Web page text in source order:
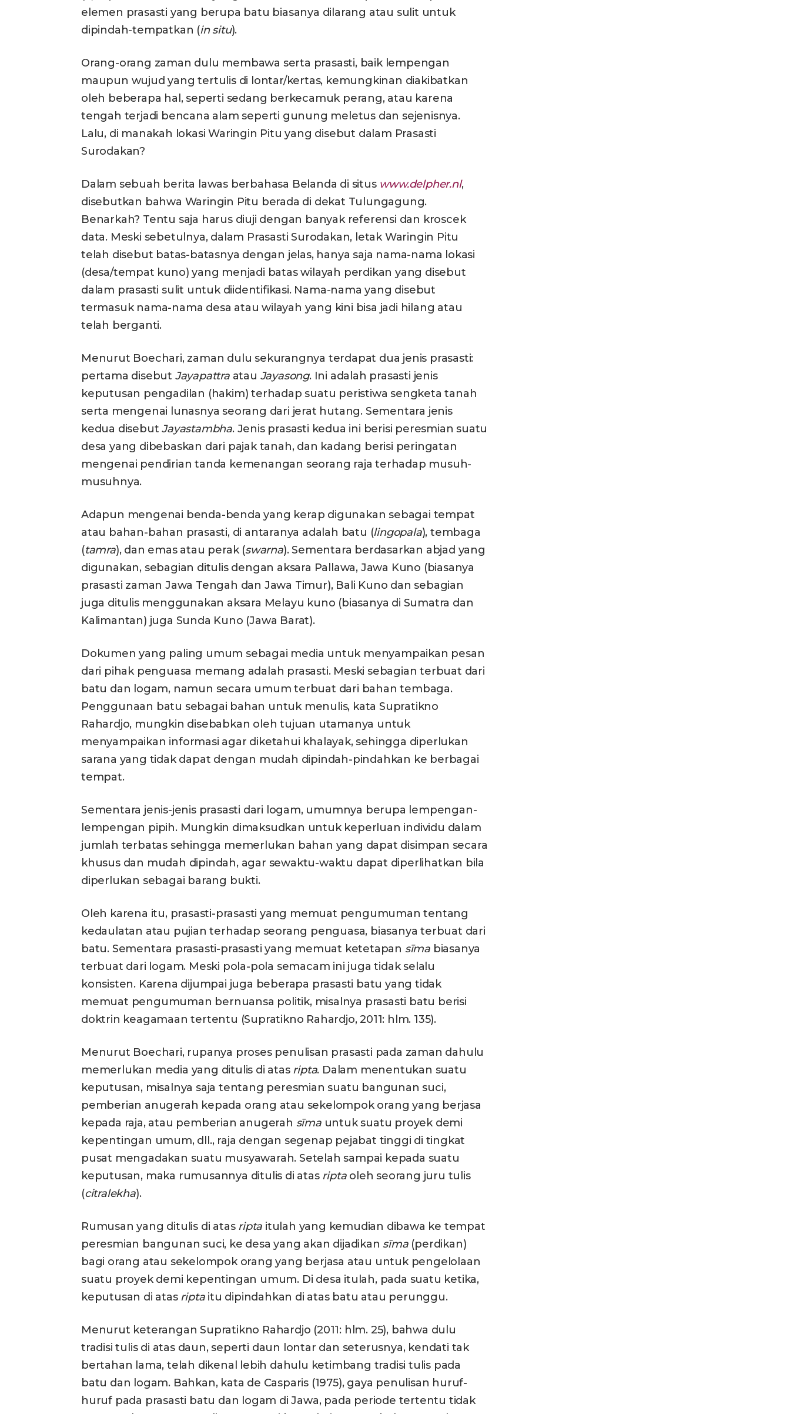
elemen prasasti yang berupa batu biasanya dilarang atau sulit untuk
dipindah-tempatkan (in situ).
Orang-orang zaman dulu membawa serta prasasti, baik lempengan
maupun wujud yang tertulis di lontar/kertas, kemungkinan diakibatkan
oleh beberapa hal, seperti sedang berkecamuk perang, atau karena
tengah terjadi bencana alam seperti gunung meletus dan sejenisnya.
Lalu, di manakah lokasi Waringin Pitu yang disebut dalam Prasasti
Surodakan?
Dalam sebuah berita lawas berbahasa Belanda di situs www.delpher.nl,
disebutkan bahwa Waringin Pitu berada di dekat Tulungagung.
Benarkah? Tentu saja harus diuji dengan banyak referensi dan kroscek
data. Meski sebetulnya, dalam Prasasti Surodakan, letak Waringin Pitu
telah disebut batas-batasnya dengan jelas, hanya saja nama-nama lokasi
(desa/tempat kuno) yang menjadi batas wilayah perdikan yang disebut
dalam prasasti sulit untuk diidentifikasi. Nama-nama yang disebut
termasuk nama-nama desa atau wilayah yang kini bisa jadi hilang atau
telah berganti.
Menurut Boechari, zaman dulu sekurangnya terdapat dua jenis prasasti:
pertama disebut Jayapattra atau Jayasong. Ini adalah prasasti jenis
keputusan pengadilan (hakim) terhadap suatu peristiwa sengketa tanah
serta mengenai lunasnya seorang dari jerat hutang. Sementara jenis
kedua disebutJayastambha. Jenis prasasti kedua ini berisi peresmian suatu
desa yang dibebaskan dari pajak tanah, dan kadang berisi peringatan
mengenai pendirian tanda kemenangan seorang raja terhadap musuh-
musuhnya.
Adapun mengenai benda-benda yang kerap digunakan sebagai tempat
atau bahan-bahan prasasti, di antaranya adalah batu (lingopala), tembaga
(tamra), dan emas atau perak (swarna). Sementara berdasarkan abjad yang
digunakan, sebagian ditulis dengan aksara Pallawa, Jawa Kuno (biasanya
prasasti zaman Jawa Tengah dan Jawa Timur), Bali Kuno dan sebagian
juga ditulis menggunakan aksara Melayu kuno (biasanya di Sumatra dan
Kalimantan) juga Sunda Kuno (Jawa Barat).
Dokumen yang paling umum sebagai media untuk menyampaikan pesan
dari pihak penguasa memang adalah prasasti. Meski sebagian terbuat dari
batu dan logam, namun secara umum terbuat dari bahan tembaga.
Penggunaan batu sebagai bahan untuk menulis, kata Supratikno
Rahardjo, mungkin disebabkan oleh tujuan utamanya untuk
menyampaikan informasi agar diketahui khalayak, sehingga diperlukan
sarana yang tidak dapat dengan mudah dipindah-pindahkan ke berbagai
tempat.
Sementara jenis-jenis prasasti dari logam, umumnya berupa lempengan-
lempengan pipih. Mungkin dimaksudkan untuk keperluan individu dalam
jumlah terbatas sehingga memerlukan bahan yang dapat disimpan secara
khusus dan mudah dipindah, agar sewaktu-waktu dapat diperlihatkan bila
diperlukan sebagai barang bukti.
Oleh karena itu, prasasti-prasasti yang memuat pengumuman tentang
kedaulatan atau pujian terhadap seorang penguasa, biasanya terbuat dari
batu. Sementara prasasti-prasasti yang memuat ketetapan sīma biasanya
terbuat dari logam. Meski pola-pola semacam ini juga tidak selalu
konsisten. Karena dijumpai juga beberapa prasasti batu yang tidak
memuat pengumuman bernuansa politik, misalnya prasasti batu berisi
doktrin keagamaan tertentu (Supratikno Rahardjo, 2011: hlm. 135).
Menurut Boechari, rupanya proses penulisan prasasti pada zaman dahulu
memerlukan media yang ditulis di atas ripta. Dalam menentukan suatu
keputusan, misalnya saja tentang peresmian suatu bangunan suci,
pemberian anugerah kepada orang atau sekelompok orang yang berjasa
kepada raja, atau pemberian anugerah sīma untuk suatu proyek demi
kepentingan umum, dll., raja dengan segenap pejabat tinggi di tingkat
pusat mengadakan suatu musyawarah. Setelah sampai kepada suatu
keputusan, maka rumusannya ditulis di atas riptaoleh seorang juru tulis
(citralekha).
Rumusan yang ditulis di atas ripta itulah yang kemudian dibawa ke tempat
peresmian bangunan suci, ke desa yang akan dijadikan sīma (perdikan)
bagi orang atau sekelompok orang yang berjasa atau untuk pengelolaan
suatu proyek demi kepentingan umum. Di desa itulah, pada suatu ketika,
keputusan di atas riptaitu dipindahkan di atas batu atau perunggu.
Menurut keterangan Supratikno Rahardjo (2011: hlm. 25), bahwa dulu
tradisi tulis di atas daun, seperti daun lontar dan seterusnya, kendati tak
bertahan lama, telah dikenal lebih dahulu ketimbang tradisi tulis pada
batu dan logam. Bahkan, kata de Casparis (1975), gaya penulisan huruf-
huruf pada prasasti batu dan logam di Jawa, pada periode tertentu tidak